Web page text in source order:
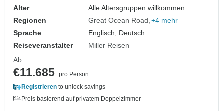
Alter
Alle Altersgruppen willkommen
Regionen
Great Ocean Road +4 mehr
Sprache
Englisch, Deutsch
Reiseveranstalter
Miller Reisen
Ab
€11.685 pro Person
Registrieren to unlock savings
Preis basierend auf privatem Doppelzimmer